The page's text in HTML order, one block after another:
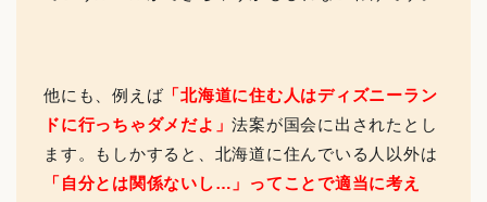
他にも、例えば「北海道に住む人はディズニーラン
ドに行っちゃダメだよ」法案が国会に出されたとし
ます。もしかすると、北海道に住んでいる人以外は
「自分とは関係ないし…」ってことで適当に考え